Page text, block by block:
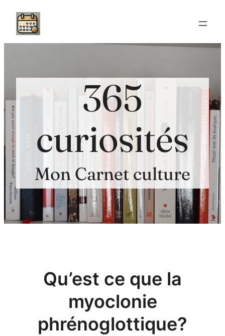
Aller
contenu
365
curiosités
Mon Carnet culture
Qu’est ce que la
myoclonie
phrénoglottique?